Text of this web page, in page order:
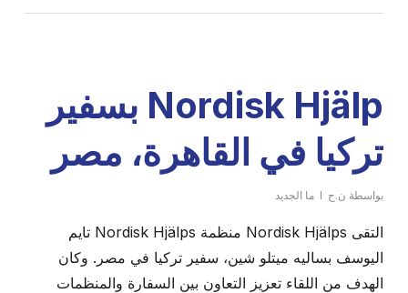
Nordisk Hjälp بسفير
تركيا في القاهرة، مصر
بواسطة ن.ح ما الجديد
التقى Nordisk Hjälps منظمة Nordisk Hjälps تايم
اليوسف بساليه ميتلو شين، سفير تركيا في مصر. وكان
الهدف من اللقاء تعزيز التعاون بين السفارة والمنظمات